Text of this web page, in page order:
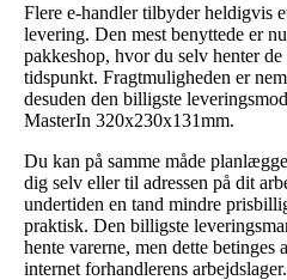
Flere e-handler tilbyder heldigvis
levering. Den mest benyttede er
pakkeshop, hvor du selv henter
tidspunkt. Fragtmuligheden er
desuden den billigste
MasterIn 320x230x131mm.
Du kan på samme måde
dig selv eller til adressen på dit
undertiden en tand mindre
praktisk. Den billigste
hente varerne, men dette
internet forhandlerens arbejdslager.